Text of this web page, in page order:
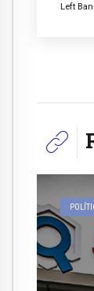
Left